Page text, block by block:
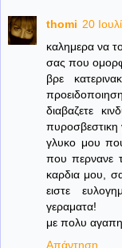
thomi 20
καλημερα να
σας που
βρε
διαβαζετε
γλυκο μου
που περνανε
καρδια μου,
ειστε
γεραματα!
με πολυ αγαπη
Απάντηση